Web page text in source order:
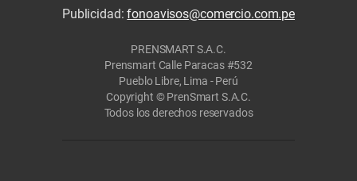
Publicidad:fonoavisos@comercio.com.pe
PRENSMART S.A.C.
Prensmart Calle Paracas #532
Pueblo Libre, Lima - Perú
Copyright © PrenSmart S.A.C.
Todos los derechos reservados